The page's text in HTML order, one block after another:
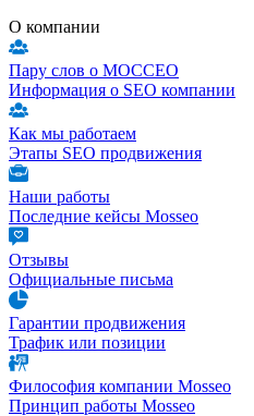
О компании
Пару слов о МОССЕО
Информация о SEO компании
Как мы работаем
Этапы SEO продвижения
Наши работы
Последние кейсы Mosseo
Отзывы
Официальные письма
Гарантии продвижения
Трафик или позиции
Философия компании Mosseo
Принцип работы Mosseo